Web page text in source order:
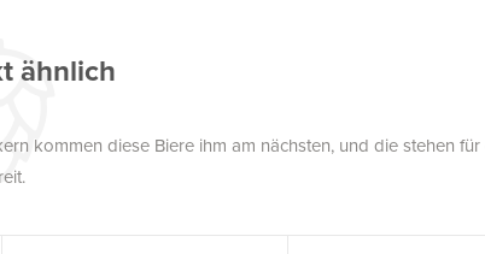
ähnlich
kommen diese Biere ihm am nächsten, und die stehen für